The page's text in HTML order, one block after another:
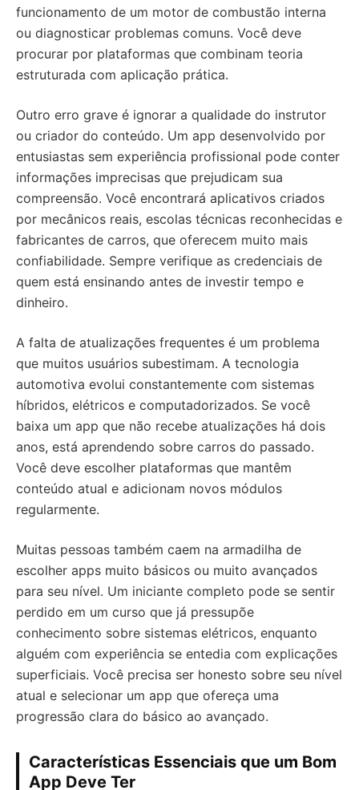
funcionamento de um motor de combustão interna
ou diagnosticar problemas comuns. Você deve
procurar por plataformas que combinam teoria
estruturada com aplicação prática.
Outro erro grave é ignorar a qualidade do instrutor
ou criador do conteúdo. Um app desenvolvido por
entusiastas sem experiência profissional pode conter
informações imprecisas que prejudicam sua
compreensão. Você encontrará aplicativos criados
por mecânicos reais, escolas técnicas reconhecidas e
fabricantes de carros, que oferecem muito mais
confiabilidade. Sempre verifique as credenciais de
quem está ensinando antes de investir tempo e
dinheiro.
A falta de atualizações frequentes é um problema
que muitos usuários subestimam. A tecnologia
automotiva evolui constantemente com sistemas
híbridos, elétricos e computadorizados. Se você
baixa um app que não recebe atualizações há dois
anos, está aprendendo sobre carros do passado.
Você deve escolher plataformas que mantêm
conteúdo atual e adicionam novos módulos
regularmente.
Muitas pessoas também caem na armadilha de
escolher apps muito básicos ou muito avançados
para seu nível. Um iniciante completo pode se sentir
perdido em um curso que já pressupõe
conhecimento sobre sistemas elétricos, enquanto
alguém com experiência se entedia com explicações
superficiais. Você precisa ser honesto sobre seu nível
atual e selecionar um app que ofereça uma
progressão clara do básico ao avançado.
Características Essenciais que um Bom
App Deve Ter